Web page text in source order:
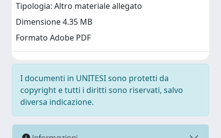
Tipologia: Altro materiale allegato
Dimensione 4.35 MB
Formato Adobe PDF
I documenti in UNITESI sono protetti da
copyright e tutti i diritti sono riservati, salvo
diversa indicazione.